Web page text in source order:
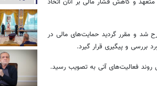
متعهد و کاهش فشار مالی بر آنان اتخاذ
شد و مقرر گردید حمایت‌های مالی در
بررسی و پیگیری قرار گیرد.
فعالیت‌های آتی به تصویب رسید.